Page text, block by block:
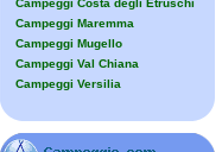
Campeggi Costa degli Etruschi
Campeggi Maremma
Campeggi Mugello
Campeggi Val Chiana
Campeggi Versilia